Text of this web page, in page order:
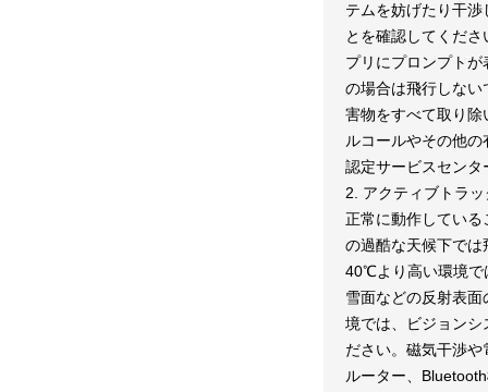
テムを妨げたり干
とを確認してくだ
プリにプロンプト
の場合は飛行しな
害物をすべて取り
ルコールやその他
認定サービスセン
2. アクティブトラ
正常に動作してい
の過酷な天候下で
40℃より高い環境で
雪面などの反射表
境では、ビジョン
ださい。磁気干渉
ルーター、